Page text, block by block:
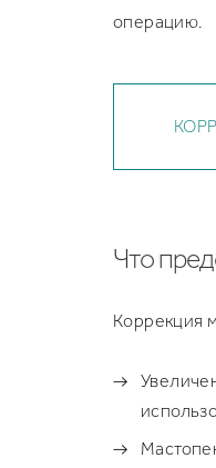
операцию.
Что
Коррекция